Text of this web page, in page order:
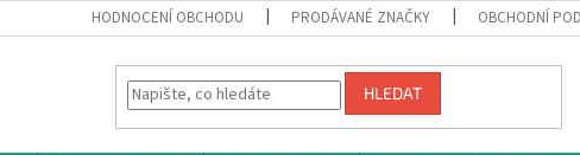
HODNOCENÍ OBCHODU PRODÁVANÉ ZNAČKY OBCHODNÍ
HLEDAT